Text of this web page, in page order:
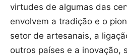
virtudes de algumas das
envolvem a tradição e o
setor de artesanais, a
outros países e a inovação,